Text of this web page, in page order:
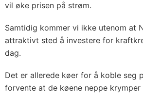
vil øke prisen på strøm.
Samtidig kommer vi ikke utenom at
attraktivt sted å investere for
dag.
Det er allerede køer for å koble seg
forvente at de køene neppe krymper